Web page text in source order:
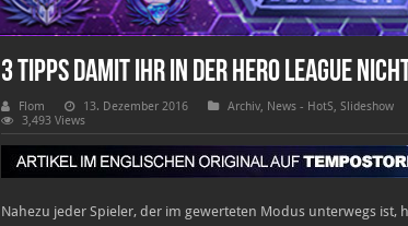
3 Tipps damit ihr in der Hero League
Flom 13. Dezember 2016 Archiv, News - HotS, Slideshow
3,493 Views
Nahezu jeder Spieler, der im gewerteten Modus unterwegs ist,